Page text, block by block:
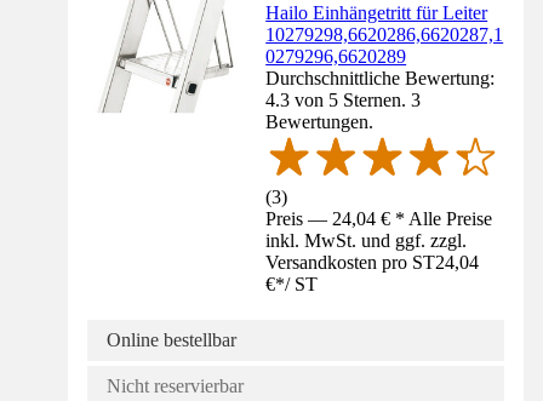
Hailo Einhängetritt für Leiter
10279298,6620286,6620287,1
0279296,6620289
Durchschnittliche Bewertung:
4.3 von 5 Sternen. 3
Bewertungen.
(3)
Preis — 24,04 € * Alle Preise
inkl. MwSt. und ggf. zzgl.
Versandkosten pro ST24,04
€*/ ST
Online bestellbar
Nicht reservierbar